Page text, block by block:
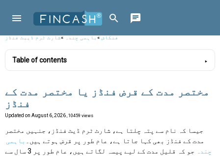
فنکاش»باہمی چندہ»شارٹ ٹرم ڈیبٹ فنڈز
Table of contents
مختصر مدت کے قرض فنڈز یا مختصر مدت کے
فنڈز
Updated on August 6, 2026 , 10459 views
جیسا کہ نام سے پتہ چلتا ہے، شارٹ ٹرم ڈیٹ فنڈز، جنہیں مختصر
مدت کے فنڈز بھی کہا جاتا ہے، عام طور پر قرض ہوتے ہیں۔ باہمی
چندہ
جو کہ قلیل مدت کے لیے پیسہ لگاتے ہیں، عام طور پر 3 سال سے